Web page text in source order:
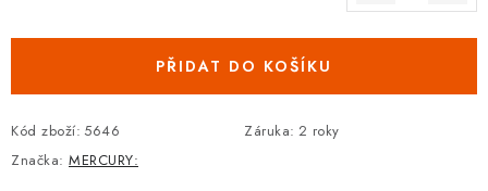
PŘIDAT DO KOŠÍKU
Kód zboží: 5646 Záruka: 2 roky
Značka: MERCURY: